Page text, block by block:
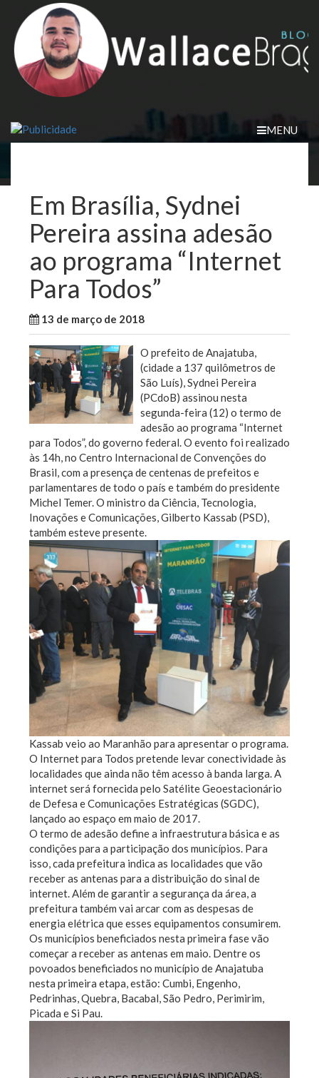
content
MENU
Em Brasília, Sydnei
Pereira assina adesão
ao programa “Internet
Para Todos”
13 de março de 2018
O prefeito de Anajatuba,
(cidade a 137 quilômetros de
São Luís), Sydnei Pereira
(PCdoB) assinou nesta
segunda-feira (12) o termo de
adesão ao programa “Internet
para Todos”, do governo federal. O evento foi realizado
às 14h, no Centro Internacional de Convenções do
Brasil, com a presença de centenas de prefeitos e
parlamentares de todo o país e também do presidente
Michel Temer. O ministro da Ciência, Tecnologia,
Inovações e Comunicações, Gilberto Kassab (PSD),
também esteve presente.
Kassab veio ao Maranhão para apresentar o programa.
O Internet para Todos pretende levar conectividade às
localidades que ainda não têm acesso à banda larga. A
internet será fornecida pelo Satélite Geoestacionário
de Defesa e Comunicações Estratégicas (SGDC),
lançado ao espaço em maio de 2017.
O termo de adesão define a infraestrutura básica e as
condições para a participação dos municípios. Para
isso, cada prefeitura indica as localidades que vão
receber as antenas para a distribuição do sinal de
internet. Além de garantir a segurança da área, a
prefeitura também vai arcar com as despesas de
energia elétrica que esses equipamentos consumirem.
Os municípios beneficiados nesta primeira fase vão
começar a receber as antenas em maio. Dentre os
povoados beneficiados no município de Anajatuba
nesta primeira etapa, estão: Cumbi, Engenho,
Pedrinhas, Quebra, Bacabal, São Pedro, Perimirim,
Picada e Si Pau.